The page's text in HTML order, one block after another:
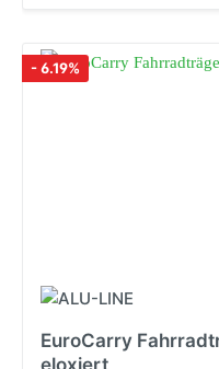
- 6.19%
EuroCarry
eloxiert